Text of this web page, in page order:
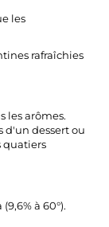
les
rafraîchies
les arômes.
d'un dessert ou
quatiers
à 60°).